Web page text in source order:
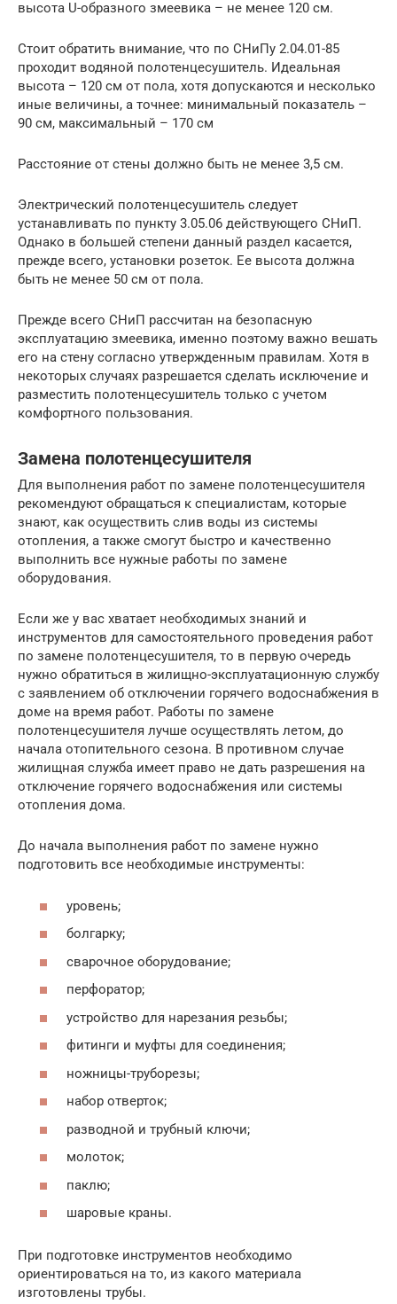
высота U-образного змеевика – не менее 120 см.
Стоит обратить внимание, что по СНиПу 2.04.01-85
проходит водяной полотенцесушитель. Идеальная
высота – 120 см от пола, хотя допускаются и несколько
иные величины, а точнее: минимальный показатель –
90 см, максимальный – 170 см
Расстояние от стены должно быть не менее 3,5 см.
Электрический полотенцесушитель следует
устанавливать по пункту 3.05.06 действующего СНиП.
Однако в большей степени данный раздел касается,
прежде всего, установки розеток. Ее высота должна
быть не менее 50 см от пола.
Прежде всего СНиП рассчитан на безопасную
эксплуатацию змеевика, именно поэтому важно вешать
его на стену согласно утвержденным правилам. Хотя в
некоторых случаях разрешается сделать исключение и
разместить полотенцесушитель только с учетом
комфортного пользования.
Замена полотенцесушителя
Для выполнения работ по замене полотенцесушителя
рекомендуют обращаться к специалистам, которые
знают, как осуществить слив воды из системы
отопления, а также смогут быстро и качественно
выполнить все нужные работы по замене
оборудования.
Если же у вас хватает необходимых знаний и
инструментов для самостоятельного проведения работ
по замене полотенцесушителя, то в первую очередь
нужно обратиться в жилищно-эксплуатационную службу
с заявлением об отключении горячего водоснабжения в
доме на время работ. Работы по замене
полотенцесушителя лучше осуществлять летом, до
начала отопительного сезона. В противном случае
жилищная служба имеет право не дать разрешения на
отключение горячего водоснабжения или системы
отопления дома.
До начала выполнения работ по замене нужно
подготовить все необходимые инструменты:
уровень;
болгарку;
сварочное оборудование;
перфоратор;
устройство для нарезания резьбы;
фитинги и муфты для соединения;
ножницы-труборезы;
набор отверток;
разводной и трубный ключи;
молоток;
паклю;
шаровые краны.
При подготовке инструментов необходимо
ориентироваться на то, из какого материала
изготовлены трубы.